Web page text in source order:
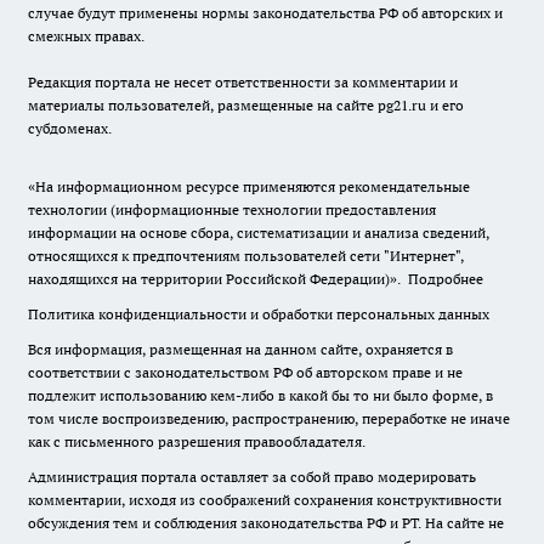
случае будут применены нормы законодательства РФ об авторских и
смежных правах.
Редакция портала не несет ответственности за комментарии и
материалы пользователей, размещенные на сайте pg21.ru и его
субдоменах.
«На информационном ресурсе применяются рекомендательные
технологии (информационные технологии предоставления
информации на основе сбора, систематизации и анализа сведений,
относящихся к предпочтениям пользователей сети "Интернет",
находящихся на территории Российской Федерации)». Подробнее
Политика конфиденциальности и обработки персональных данных
Вся информация, размещенная на данном сайте, охраняется в
соответствии с законодательством РФ об авторском праве и не
подлежит использованию кем-либо в какой бы то ни было форме, в
том числе воспроизведению, распространению, переработке не иначе
как с письменного разрешения правообладателя.
Администрация портала оставляет за собой право модерировать
комментарии, исходя из соображений сохранения конструктивности
обсуждения тем и соблюдения законодательства РФ и РТ. На сайте не